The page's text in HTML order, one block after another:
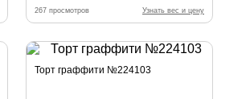
267 просмотров Узнать вес и цену
Торт граффити №224103